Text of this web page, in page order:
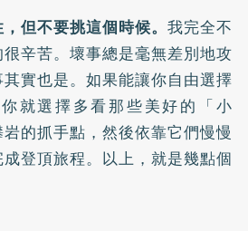
但不要挑這個時候。 我完全不
辛苦。壞事總是毫無差別地攻
實也是。如果能讓你自由選擇
就選擇多看那些美好的「小
的抓手點，然後依靠它們慢慢
登頂旅程。以上，就是幾點個